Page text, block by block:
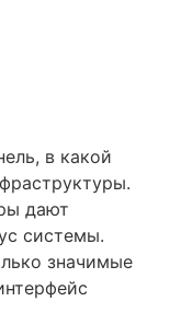
в какой
дают
системы.
значимые